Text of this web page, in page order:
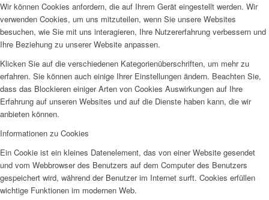
Wir können Cookies anfordern, die auf Ihrem Gerät eingestellt werden. Wir
verwenden Cookies, um uns mitzuteilen, wenn Sie unsere Websites
besuchen, wie Sie mit uns interagieren, Ihre Nutzererfahrung verbessern und
Ihre Beziehung zu unserer Website anpassen.
Klicken Sie auf die verschiedenen Kategorienüberschriften, um mehr zu
erfahren. Sie können auch einige Ihrer Einstellungen ändern. Beachten Sie,
dass das Blockieren einiger Arten von Cookies Auswirkungen auf Ihre
Erfahrung auf unseren Websites und auf die Dienste haben kann, die wir
anbieten können.
Informationen zu Cookies
Ein Cookie ist ein kleines Datenelement, das von einer Website gesendet
und vom Webbrowser des Benutzers auf dem Computer des Benutzers
gespeichert wird, während der Benutzer im Internet surft. Cookies erfüllen
wichtige Funktionen im modernen Web.